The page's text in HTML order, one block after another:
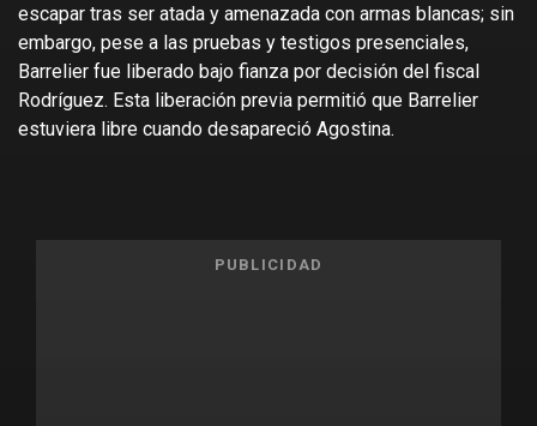
escapar tras ser atada y amenazada con armas blancas; sin
embargo, pese a las pruebas y testigos presenciales,
Barrelier fue liberado bajo fianza por decisión del fiscal
Rodríguez. Esta liberación previa permitió que Barrelier
estuviera libre cuando desapareció Agostina.
PUBLICIDAD